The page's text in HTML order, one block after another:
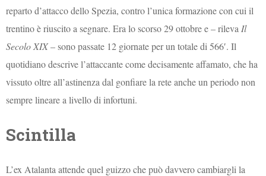
reparto d’attacco dello Spezia, contro l’unica formazione con cui il
trentino è riuscito a segnare. Era lo scorso 29 ottobre e – rileva Il
Secolo XIX– sono passate 12 giornate per un totale di 566′. Il
quotidiano descrive l’attaccante come decisamente affamato, che ha
vissuto oltre all’astinenza dal gonfiare la rete anche un periodo non
sempre lineare a livello di infortuni.
Scintilla
L’ex Atalanta attende quel guizzo che può davvero cambiargli la